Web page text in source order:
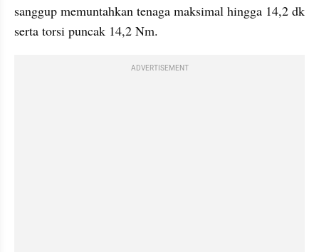
sanggup memuntahkan tenaga maksimal hingga 14,2 dk
serta torsi puncak 14,2 Nm.
ADVERTISEMENT